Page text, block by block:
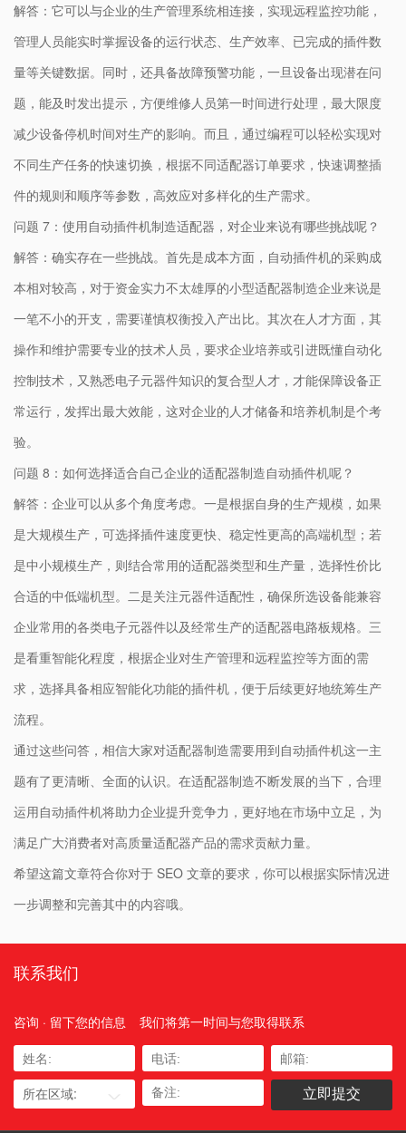
解答：它可以与企业的生产管理系统相连接，实现远程监控功能，
管理人员能实时掌握设备的运行状态、生产效率、已完成的插件数
量等关键数据。同时，还具备故障预警功能，一旦设备出现潜在问
题，能及时发出提示，方便维修人员第一时间进行处理，最大限度
减少设备停机时间对生产的影响。而且，通过编程可以轻松实现对
不同生产任务的快速切换，根据不同适配器订单要求，快速调整插
件的规则和顺序等参数，高效应对多样化的生产需求。
问题 7：使用自动插件机制造适配器，对企业来说有哪些挑战呢？
解答：确实存在一些挑战。首先是成本方面，自动插件机的采购成
本相对较高，对于资金实力不太雄厚的小型适配器制造企业来说是
一笔不小的开支，需要谨慎权衡投入产出比。其次在人才方面，其
操作和维护需要专业的技术人员，要求企业培养或引进既懂自动化
控制技术，又熟悉电子元器件知识的复合型人才，才能保障设备正
常运行，发挥出最大效能，这对企业的人才储备和培养机制是个考
验。
问题 8：如何选择适合自己企业的适配器制造自动插件机呢？
解答：企业可以从多个角度考虑。一是根据自身的生产规模，如果
是大规模生产，可选择插件速度更快、稳定性更高的高端机型；若
是中小规模生产，则结合常用的适配器类型和生产量，选择性价比
合适的中低端机型。二是关注元器件适配性，确保所选设备能兼容
企业常用的各类电子元器件以及经常生产的适配器电路板规格。三
是看重智能化程度，根据企业对生产管理和远程监控等方面的需
求，选择具备相应智能化功能的插件机，便于后续更好地统筹生产
流程。
通过这些问答，相信大家对适配器制造需要用到自动插件机这一主
题有了更清晰、全面的认识。在适配器制造不断发展的当下，合理
运用自动插件机将助力企业提升竞争力，更好地在市场中立足，为
满足广大消费者对高质量适配器产品的需求贡献力量。
希望这篇文章符合你对于 SEO 文章的要求，你可以根据实际情况进
一步调整和完善其中的内容哦。
联系我们
咨询 · 留下您的信息 我们将第一时间与您取得联系
所在区域: